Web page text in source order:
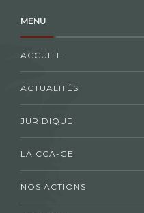
MENU
ACCUEIL
ACTUALITÉS
JURIDIQUE
LA CCA-GE
NOS ACTIONS